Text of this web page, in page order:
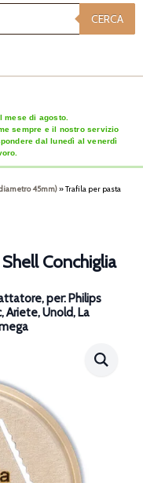
CERCA
mese di agosto.
sempre e il nostro servizio
dal lunedì al venerdì
45mm)»Trafila per pasta
Conchiglia
per: Philips
Ariete, Unold, La